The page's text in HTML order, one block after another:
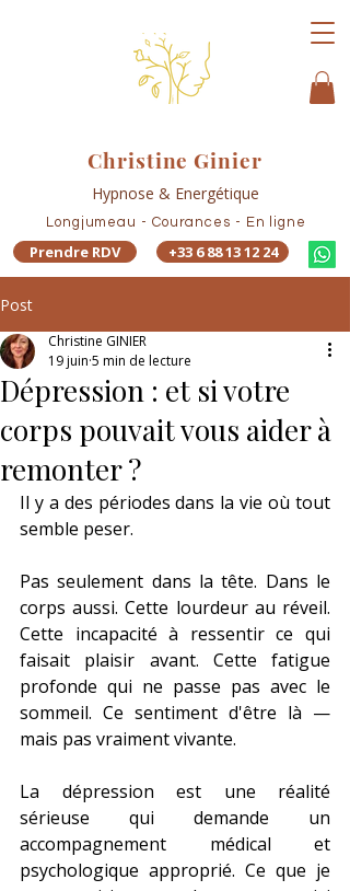
Christine Ginier
Hypnose & Energétique
Longjumeau - Courances - En ligne
Prendre RDV +33 6 88 13 12 24
Post
Dépression : et si votre
corps pouvait vous aider à
remonter ?
Christine GINIER
19 juin 5 min de lecture
Il y a des périodes dans la vie où tout
semble peser.
Pas seulement dans la tête. Dans le
corps aussi. Cette lourdeur au réveil.
Cette incapacité à ressentir ce qui
faisait plaisir avant. Cette fatigue
profonde qui ne passe pas avec le
sommeil. Ce sentiment d'être là —
mais pas vraiment vivante.
La dépression est une réalité
sérieuse qui demande un
accompagnement médical et
psychologique approprié. Ce que je